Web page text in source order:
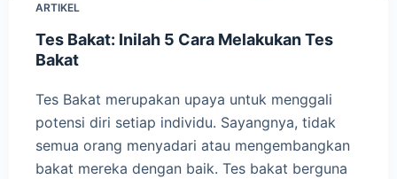
ARTIKEL
Tes Bakat: Inilah 5 Cara Melakukan Tes
Bakat
Tes Bakat merupakan upaya untuk menggali
potensi diri setiap individu. Sayangnya, tidak
semua orang menyadari atau mengembangkan
bakat mereka dengan baik. Tes bakat berguna